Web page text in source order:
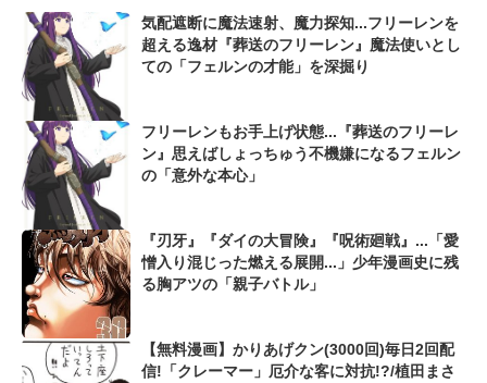
気配遮断に魔法速射、魔力探知...フリーレンを
超える逸材『葬送のフリーレン』魔法使いとし
ての「フェルンの才能」を深掘り
フリーレンもお手上げ状態...『葬送のフリーレ
ン』思えばしょっちゅう不機嫌になるフェルン
の「意外な本心」
『刃牙』『ダイの大冒険』『呪術廻戦』...「愛
憎入り混じった燃える展開...」少年漫画史に残
る胸アツの「親子バトル」
【無料漫画】かりあげクン(3000回)毎日2回配
信!「クレーマー」厄介な客に対抗!?/植田まさ